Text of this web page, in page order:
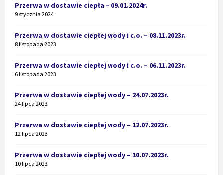
Przerwa w dostawie ciepła – 09.01.2024r.
9 stycznia 2024
Przerwa w dostawie ciepłej wody i c.o. – 08.11.2023r.
8 listopada 2023
Przerwa w dostawie ciepłej wody i c.o. – 06.11.2023r.
6 listopada 2023
Przerwa w dostawie ciepłej wody – 24.07.2023r.
24 lipca 2023
Przerwa w dostawie ciepłej wody – 12.07.2023r.
12 lipca 2023
Przerwa w dostawie ciepłej wody – 10.07.2023r.
10 lipca 2023